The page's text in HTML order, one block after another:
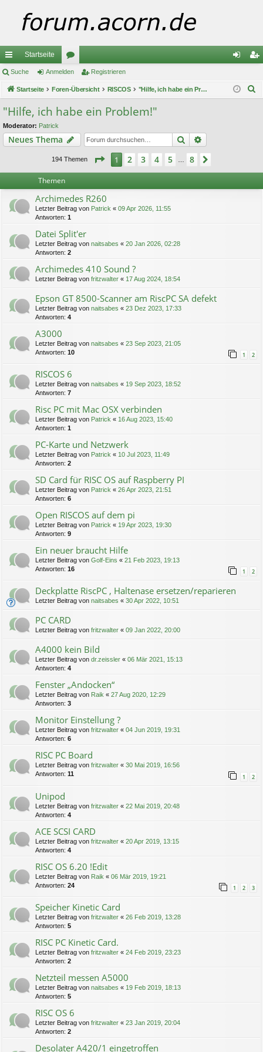
ch
ne
llz
ug
riff
Startseite
or
en m ist
Suche Anmelden Registrieren
Startseite Foren-Übersicht RISCOS "Hilfe, ich habe ein Problem!"
"Hilfe, ich habe ein Problem!"
Moderator: Patrick
Neues Thema Suche
194 Themen Seite 1 von 8
1 2 3 4 5 8
Themen
Archimedes R260
Letzter Beitrag von Patrick « 09 Apr 2026, 11:55
Antworten: 1
Datei Split'er
Letzter Beitrag von naitsabes « 20 Jan 2026, 02:28
Antworten: 2
Archimedes 410 Sound ?
Letzter Beitrag von fritzwalter « 17 Aug 2024, 18:54
Epson GT 8500-Scanner am RiscPC SA defekt
Letzter Beitrag von naitsabes « 23 Dez 2023, 17:33
Antworten: 4
A3000
Letzter Beitrag von naitsabes « 23 Sep 2023, 21:05
Antworten: 10 1 2
RISCOS 6
Letzter Beitrag von naitsabes « 19 Sep 2023, 18:52
Antworten: 7
Risc PC mit Mac OSX verbinden
Letzter Beitrag von Patrick « 16 Aug 2023, 15:40
Antworten: 1
PC-Karte und Netzwerk
Letzter Beitrag von Patrick « 10 Jul 2023, 11:49
Antworten: 2
SD Card für RISC OS auf Raspberry PI
Letzter Beitrag von Patrick « 26 Apr 2023, 21:51
Antworten: 6
Open RISCOS auf dem pi
Letzter Beitrag von Patrick « 19 Apr 2023, 19:30
Antworten: 9
Ein neuer braucht Hilfe
Letzter Beitrag von Golf-Eins « 21 Feb 2023, 19:13
Antworten: 16 1 2
Deckplatte RiscPC , Haltenase ersetzen/reparieren
Letzter Beitrag von naitsabes « 30 Apr 2022, 10:51
PC CARD
Letzter Beitrag von fritzwalter « 09 Jan 2022, 20:00
A4000 kein Bild
Letzter Beitrag von dr.zeissler « 06 Mär 2021, 15:13
Antworten: 4
Fenster „Andocken“
Letzter Beitrag von Raik « 27 Aug 2020, 12:29
Antworten: 3
Monitor Einstellung ?
Letzter Beitrag von fritzwalter « 04 Jun 2019, 19:31
Antworten: 6
RISC PC Board
Letzter Beitrag von fritzwalter « 30 Mai 2019, 16:56
Antworten: 11 1 2
Unipod
Letzter Beitrag von fritzwalter « 22 Mai 2019, 20:48
Antworten: 4
ACE SCSI CARD
Letzter Beitrag von fritzwalter « 20 Apr 2019, 13:15
Antworten: 4
RISC OS 6.20 !Edit
Letzter Beitrag von Raik « 06 Mär 2019, 19:21
Antworten: 24 1 2 3
Speicher Kinetic Card
Letzter Beitrag von fritzwalter « 26 Feb 2019, 13:28
Antworten: 5
RISC PC Kinetic Card.
Letzter Beitrag von fritzwalter « 24 Feb 2019, 23:23
Antworten: 2
Netzteil messen A5000
Letzter Beitrag von naitsabes « 19 Feb 2019, 18:13
Antworten: 5
RISC OS 6
Letzter Beitrag von fritzwalter « 23 Jan 2019, 20:04
Antworten: 2
Desolater A420/1 eingetroffen